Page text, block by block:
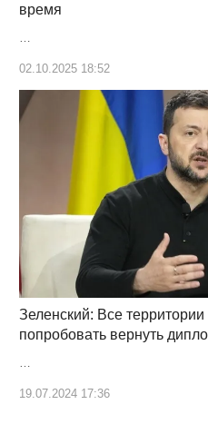
время
…
02.10.2025 18:52
Зеленский: Все
попробовать вернуть
19.07.2024 17:36